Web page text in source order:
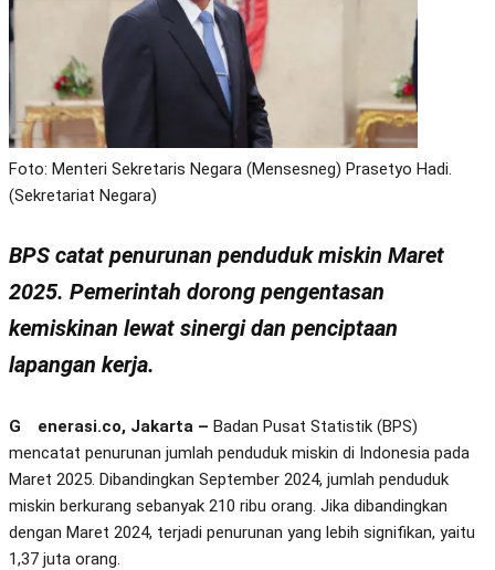
Foto: Menteri Sekretaris Negara (Mensesneg) Prasetyo Hadi.
(Sekretariat Negara)
BPS catat penurunan penduduk miskin Maret
2025. Pemerintah dorong pengentasan
kemiskinan lewat sinergi dan penciptaan
lapangan kerja.
Generasi.co, Jakarta – Badan Pusat Statistik (BPS)
mencatat penurunan jumlah penduduk miskin di Indonesia pada
Maret 2025. Dibandingkan September 2024, jumlah penduduk
miskin berkurang sebanyak 210 ribu orang. Jika dibandingkan
dengan Maret 2024, terjadi penurunan yang lebih signifikan, yaitu
1,37 juta orang.